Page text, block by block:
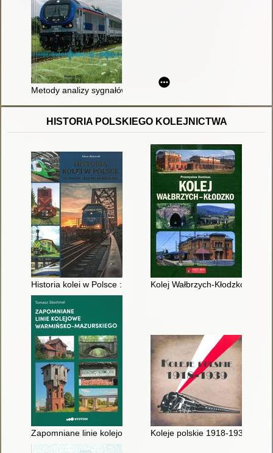
Metody analizy sygnałów wibroakustycznych w diagnostyce
HISTORIA POLSKIEGO KOLEJNICTWA
Historia kolei w Polsce : od parowozu do pendolino
Kolej Wałbrzych-Kłodzko
Zapomniane linie kolejowe warmińsko-mazurskiego
Koleje polskie 1918-1939 :